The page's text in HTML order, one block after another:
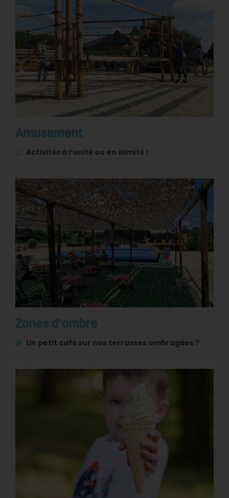
Amusement
Activités à l’unité ou en illimité !
Zones d’ombre
Un petit café sur nos terrasses ombragées ?